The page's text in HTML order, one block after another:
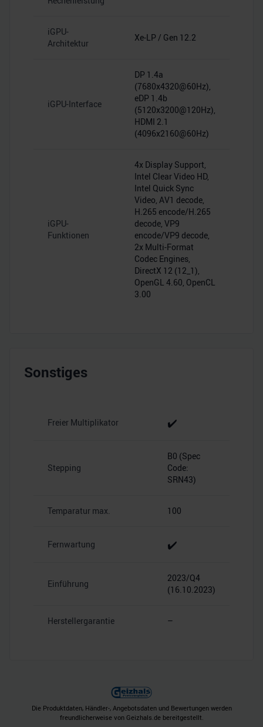
iGPU-
Architektur
Xe-LP / Gen 12.2
iGPU-Interface
DP 1.4a
(7680x4320@60Hz),
eDP 1.4b
(5120x3200@120Hz),
HDMI 2.1
(4096x2160@60Hz)
iGPU-
Funktionen
4x Display Support,
Intel Clear Video HD,
Intel Quick Sync
Video, AV1 decode,
H.265 encode/H.265
decode, VP9
encode/VP9 decode,
2x Multi-Format
Codec Engines,
DirectX 12 (12_1),
OpenGL 4.60, OpenCL
3.00
Sonstiges
Freier Multiplikator ✔️
Stepping
B0 (Spec
Code:
SRN43)
Temparatur max. 100
Fernwartung ✔️
Einführung
2023/Q4
(16.10.2023)
Herstellergarantie –
Die Produktdaten, Händler-, Angebotsdaten und Bewertungen werden
freundlicherweise von Geizhals.de bereitgestellt.